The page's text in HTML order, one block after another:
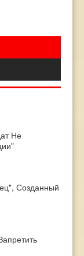
Не
Созданный